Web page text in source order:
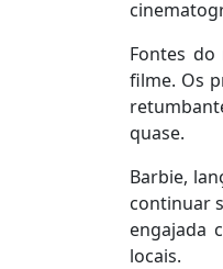
Fontes
filme. Os
quase.
Barbie,
continuar
engajada
locais.